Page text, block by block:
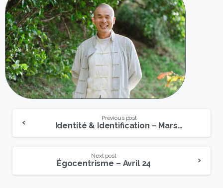
Previous post
Identité & Identification – Mars 24
Next post
Égocentrisme – Avril 24